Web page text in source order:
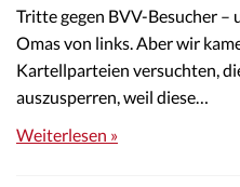
Tritte gegen BVV-Besucher –
Omas von links. Aber wir
Kartellparteien versuchten,
auszusperren, weil diese…
Weiterlesen »